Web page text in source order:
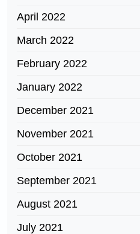
April 2022
March 2022
February 2022
January 2022
December 2021
November 2021
October 2021
September 2021
August 2021
July 2021